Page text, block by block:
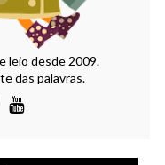
leio desde 2009.
das palavras.